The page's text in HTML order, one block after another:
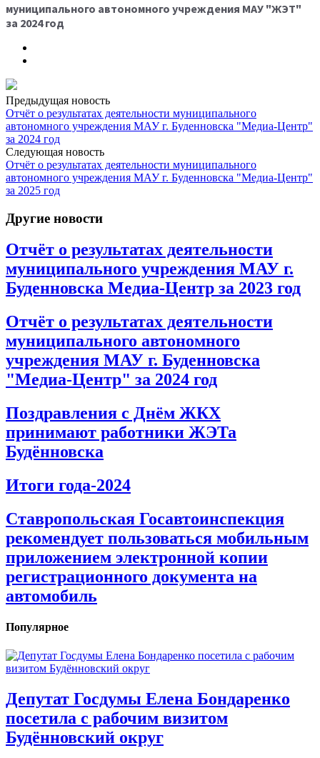
муниципального автономного учреждения МАУ "ЖЭТ"
за 2024 год
Предыдущая новость
Отчёт о результатах деятельности муниципального
автономного учреждения МАУ г. Буденновска "Медиа-Центр"
за 2024 год
Следующая новость
Отчёт о результатах деятельности муниципального
автономного учреждения МАУ г. Буденновска "Медиа-Центр"
за 2025 год
Другие новости
Отчёт о результатах деятельности
муниципального учреждения МАУ г.
Буденновска Медиа-Центр за 2023 год
Отчёт о результатах деятельности
муниципального автономного
учреждения МАУ г. Буденновска
"Медиа-Центр" за 2024 год
Поздравления с Днём ЖКХ
принимают работники ЖЭТа
Будённовска
Итоги года-2024
Ставропольская Госавтоинспекция
рекомендует пользоваться мобильным
приложением электронной копии
регистрационного документа на
автомобиль
Популярное
Депутат Госдумы Елена Бондаренко
посетила с рабочим визитом
Будённовский округ